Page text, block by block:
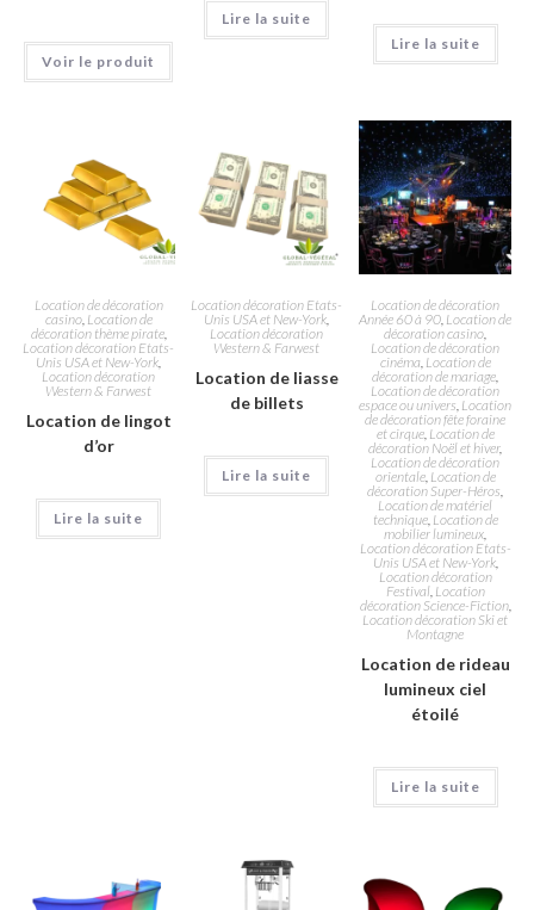
Voir le produit
Lire la suite
Lire la suite
Location de décoration
casino, Location de
décoration thème pirate,
Location décoration Etats-
Unis USA et New-York
Location décoration
Western & Farwest
Location de lingot
d’or
Lire la suite
Location décoration Etats-
Unis USA et New-York
Location décoration
Western & Farwest
Location de liasse
de billets
Lire la suite
Location de décoration
Année 60 à 90 Location de
décoration casino
Location de décoration
cinéma Location de
décoration de mariage
Location de décoration
espace ou univers Location
de décoration fête foraine
et cirque, Location de
décoration Noël et hiver,
Location de décoration
orientale, Location de
décoration Super-Héros
Location de matériel
technique, Location de
mobilier lumineux
Location décoration Etats-
Unis USA et New-York,
Location décoration
Festival, Location
décoration Science-Fiction,
Location décoration Ski et
Montagne
Location de rideau
lumineux ciel
étoilé
Lire la suite